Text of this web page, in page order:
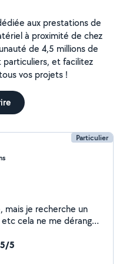
aux prestations de
à proximité de chez
de 4,5 millions de
et facilitez
vos projets !
Particulier
mais je recherche un
cela ne me dérange
5